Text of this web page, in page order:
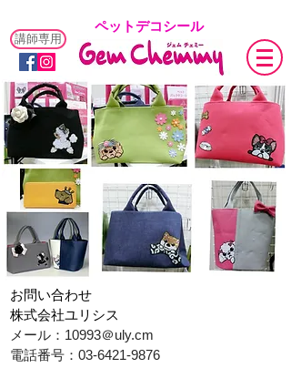
講師専用
​ペットデコシール
お問い合わせ
​株式会社ユリシス
メール：10993＠uly.cm
電話番号：03-6421-9876